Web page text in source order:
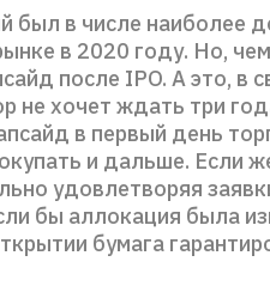
был в числе наиболее
в 2020 году. Но,
после IPO. А это, в
не хочет ждать три
в первый день
и дальше. Если
удовлетворяя
бы аллокация была
бумага